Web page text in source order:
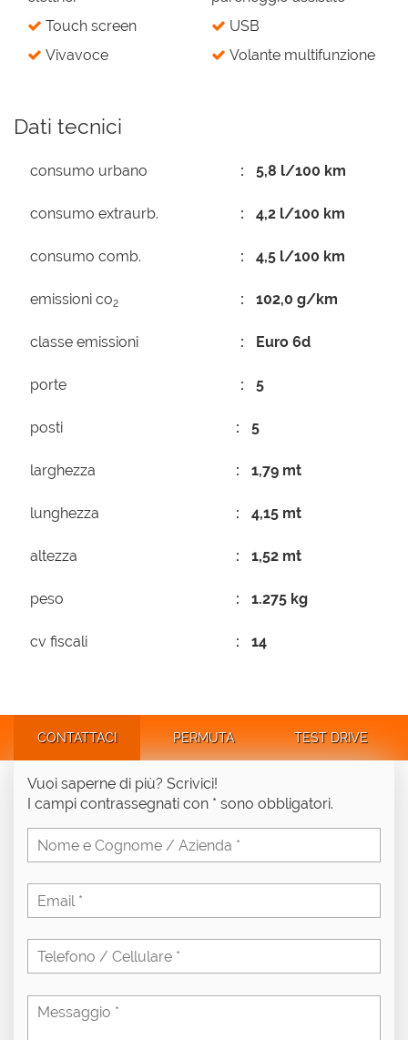
Touch screen
USB
Vivavoce
Volante multifunzione
Dati tecnici
consumo urbano 5,8 l/100 km
consumo extraurb. 4,2 l/100 km
consumo comb. 4,5 l/100 km
emissioni co2 102,0 g/km
classe emissioni Euro 6d
porte 5
posti 5
larghezza 1,79 mt
lunghezza 4,15 mt
altezza 1,52 mt
peso 1.275 kg
cv fiscali 14
CONTATTACI PERMUTA TEST DRIVE
Vuoi saperne di più? Scrivici!
I campi contrassegnati con * sono obbligatori.